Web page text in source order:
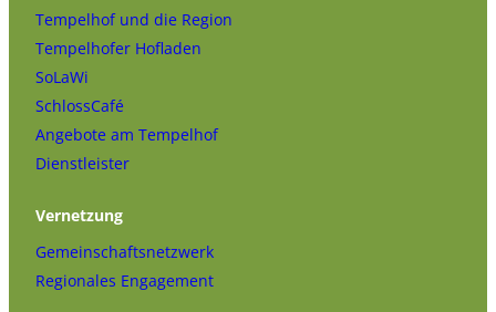
Tempelhof und die Region
Tempelhofer Hofladen
SoLaWi
SchlossCafé
Angebote am Tempelhof
Dienstleister
Vernetzung
Gemeinschaftsnetzwerk
Regionales Engagement